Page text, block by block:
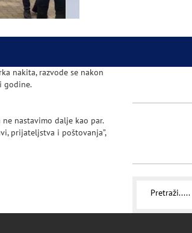
nakita, razvode se nakon
godine.
nastavimo dalje kao par.
prijateljstva i poštovanja”,